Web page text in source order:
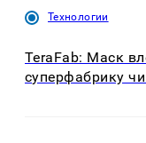
Технологии
TeraFab: Маск
суперфабрику